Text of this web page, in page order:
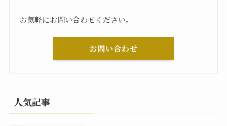
お気軽にお問い合わせください。
お問い合わせ
人気記事